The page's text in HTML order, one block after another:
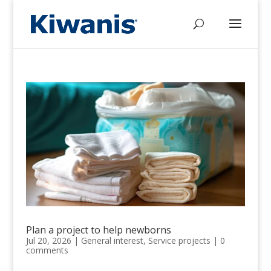
Plan a project to help newborns
Jul 20, 2026 | General interest, Service projects | 0
comments